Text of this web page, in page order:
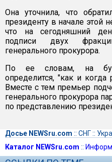
Она уточнила, что
президенту в начале этой
что на сегодняшний
подписи двух
генерального прокурора.
По ее словам, на
определится, "как и когда
Вместе с тем премьер
генерального прокурора
по представлению
Досье NEWSru.com :: СНГ::
Каталог NEWSru.com ::